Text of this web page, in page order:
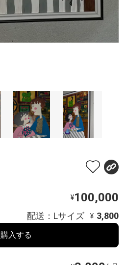
¥100,000
配送：Lサイズ ¥ 3,800
購入する